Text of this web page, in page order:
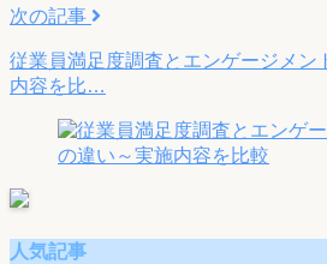
次の記事
従業員満足度調査とエンゲージメン
内容を比…
人気記事